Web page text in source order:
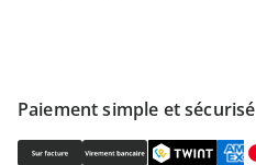
Paiement simple et sécurisé